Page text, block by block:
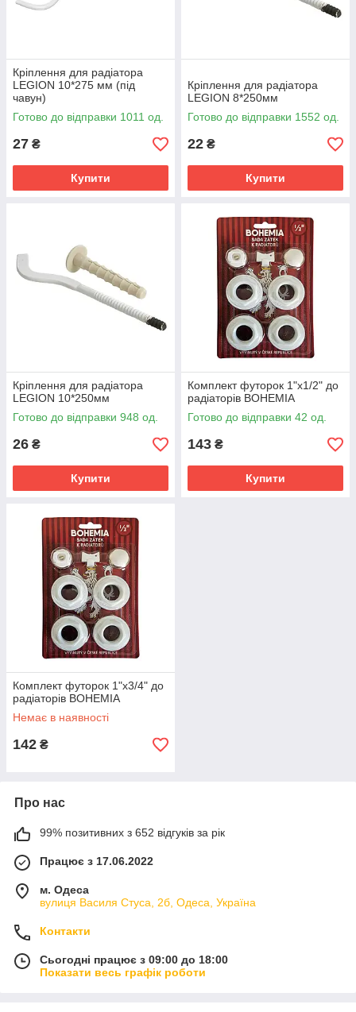
Кріплення для радіатора
LEGION 10*275 мм (під
чавун)
Готово до відправки 1011 од.
27 ₴
Купити
Кріплення для радіатора
LEGION 8*250мм
Готово до відправки 1552 од.
22 ₴
Купити
Кріплення для радіатора
LEGION 10*250мм
Готово до відправки 948 од.
26 ₴
Купити
Комплект футорок 1"х1/2" до
радіаторів BOHEMIA
Готово до відправки 42 од.
143 ₴
Купити
Комплект футорок 1"х3/4" до
радіаторів BOHEMIA
Немає в наявності
142 ₴
Про нас
99% позитивних з 652 відгуків за рік
Працює з 17.06.2022
м. Одеса
вулиця Василя Стуса, 2б, Одеса, Україна
Контакти
Сьогодні працює з 09:00 до 18:00
Показати весь графік роботи